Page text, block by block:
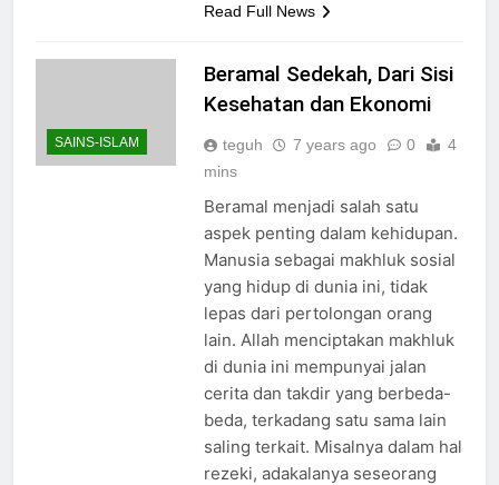
Read Full News
SAINS-ISLAM
Beramal Sedekah, Dari Sisi
Kesehatan dan Ekonomi
teguh 7 years ago 0
4
mins
Beramal menjadi salah satu
aspek penting dalam kehidupan.
Manusia sebagai makhluk sosial
yang hidup di dunia ini, tidak
lepas dari pertolongan orang
lain. Allah menciptakan makhluk
di dunia ini mempunyai jalan
cerita dan takdir yang berbeda-
beda, terkadang satu sama lain
saling terkait. Misalnya dalam hal
rezeki, adakalanya seseorang